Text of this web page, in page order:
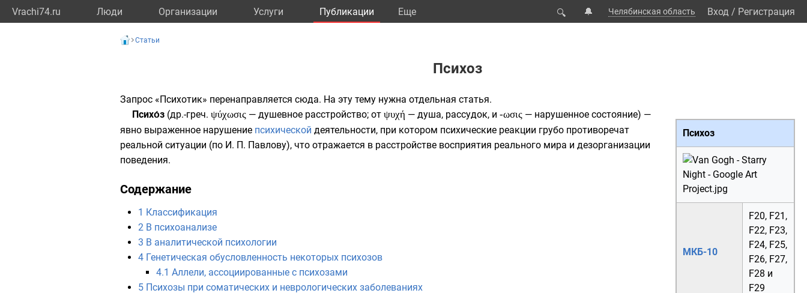
Vrachi74.ru Люди Организации Услуги Публикации Eще 🔍 🔔 Челябинская область Вход / Регистрация
Статьи
Психоз
Запрос «Психотик» перенаправляется сюда. На эту тему нужна отдельная статья.
Психоз
МКБ-10
F20, F21 ,
F22, F23,
F24, F25,
F26, F27,
F28 и
F29
Психо́з (др.-греч. ψύχωσις — душевное расстройство; от ψυχή — душа, рассудок, и -ωσις — нарушенное состояние) —
явно выраженное нарушение психической деятельности, при котором психические реакции грубо противоречат
реальной ситуации (по И. П. Павлову), что отражается в расстройстве восприятия реального мира и дезорганизации
поведения.
Содержание
1 Классификация
2 В психоанализе
3 В аналитической психологии
4 Генетическая обусловленность некоторых психозов
4.1 Аллели, ассоциированные с психозами
5 Психозы при соматических и неврологических заболеваниях